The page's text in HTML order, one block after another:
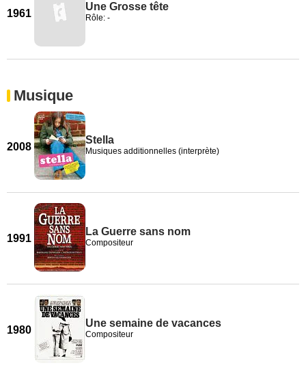
1961
Une Grosse tête
Rôle: -
Musique
2008
Stella
Musiques additionnelles (interprète)
1991
La Guerre sans nom
Compositeur
1980
Une semaine de vacances
Compositeur